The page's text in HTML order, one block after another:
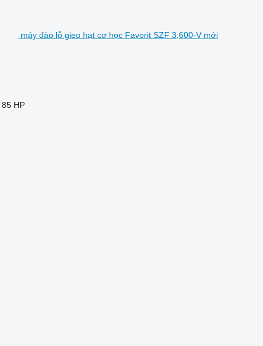
máy đào lỗ gieo hạt cơ học Favorit SZF 3,600-V mới
85 HP